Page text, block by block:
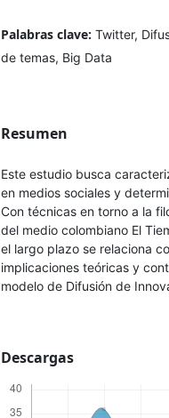
Palabras clave: Twitter,
de temas, Big Data
Resumen
Este estudio busca
en medios sociales y
Con técnicas en torno a la
del medio colombiano El
el largo plazo se relaciona
implicaciones teóricas y
modelo de Difusión de
Descargas